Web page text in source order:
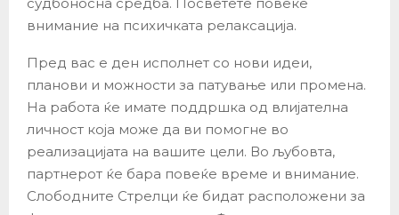
внимание на психичката релаксација.
Пред вас е ден исполнет со нови идеи,
планови и можности за патување или промена.
На работа ќе имате поддршка од влијателна
личност која може да ви помогне во
реализацијата на вашите цели. Во љубовта,
партнерот ќе бара повеќе време и внимание.
Слободните Стрелци ќе бидат расположени за